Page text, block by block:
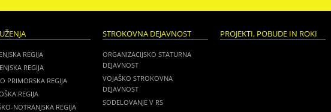
REGIJA
REGIJA
PRIMORSKA REGIJA
REGIJA
NOTRANJSKA REGIJA
STROKOVNA DEJAVNOST
ORGANIZACIJSKO STATURNA
DEJAVNOST
VOJAŠKO STROKOVNA
DEJAVNOST
SODELOVANJE V RS
PROJEKTI, POBUDE IN ROKI